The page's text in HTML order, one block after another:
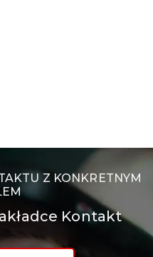
Z KONKRETNYM
Kontakt